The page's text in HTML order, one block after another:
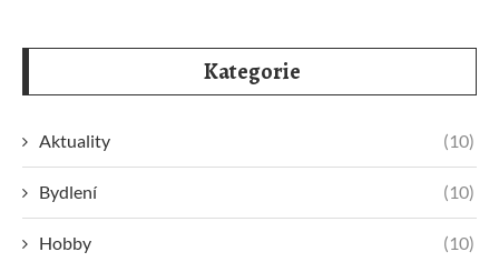
Kategorie
Aktuality (10)
Bydlení (10)
Hobby (10)